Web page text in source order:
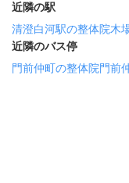
近隣の駅
清澄白河駅の整体院木
近隣のバス停
門前仲町の整体院門前